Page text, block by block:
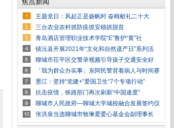
主题党日：风起正是扬帆时 奋楫献礼二十大
三台农业农村抓防疫抓安稳抓脱贫
青岛酒店管理职业技术学院“E”鲁护“黄”社
镇沅县开展2021年“文化和自然遗产日”系列活
聊城市茌平区交警录视频引导孩子交通安全好
「我为群众办实事」东阿民警背着病人与时间赛
墨江：坚持“党建+”爱国卫生“7个专项行动”
抗击疫情，铁路部门再次刷新“中国速度”
聊城市人民政府—聊城大学城校融合发展签约仪
张洪泉当选聊城市牧琳爱爱心基金会副理事长